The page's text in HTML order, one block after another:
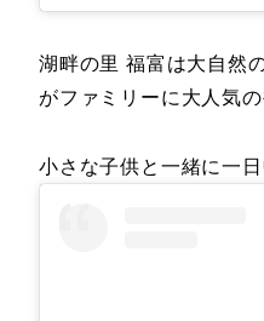
湖畔の里 福富は大自然
がファミリーに大人気の
小さな子供と一緒に一